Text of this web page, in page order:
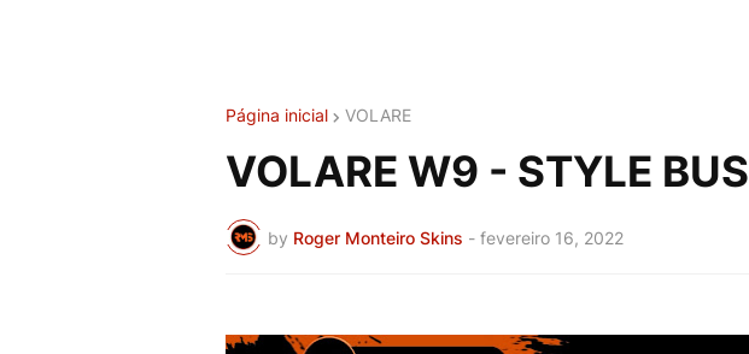
Página inicial VOLARE
VOLARE W9 - STYLE BUS
by Roger Monteiro Skins - fevereiro 16, 2022